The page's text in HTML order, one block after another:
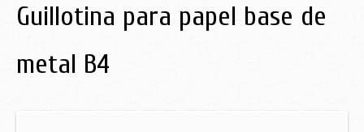
Guillotina para papel base de
metal B4